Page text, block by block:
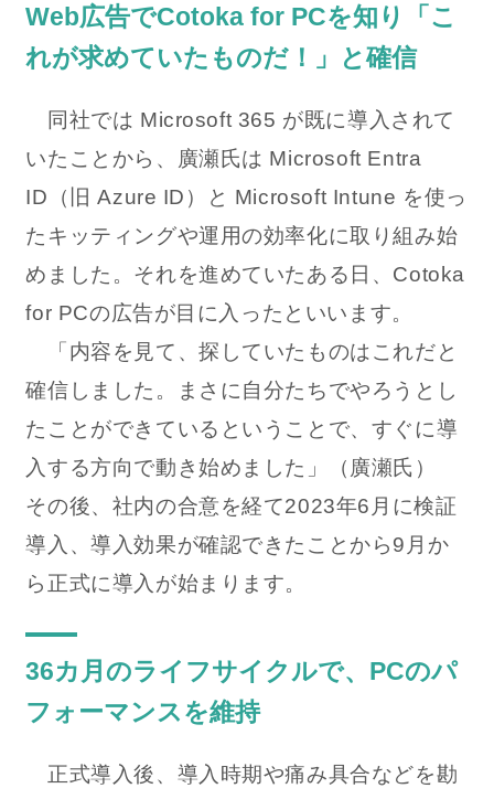
Web広告でCotoka for PCを知り「こ
れが求めていたものだ！」と確信
同社では Microsoft 365 が既に導入されて
いたことから、廣瀬氏は Microsoft Entra
ID（旧 Azure ID）と Microsoft Intune を使っ
たキッティングや運用の効率化に取り組み始
めました。それを進めていたある日、Cotoka
for PCの広告が目に入ったといいます。
「内容を見て、探していたものはこれだと
確信しました。まさに自分たちでやろうとし
たことができているということで、すぐに導
入する方向で動き始めました」（廣瀬氏）
その後、社内の合意を経て2023年6月に検証
導入、導入効果が確認できたことから9月か
ら正式に導入が始まります。
36カ月のライフサイクルで、PCのパ
フォーマンスを維持
正式導入後、導入時期や痛み具合などを勘